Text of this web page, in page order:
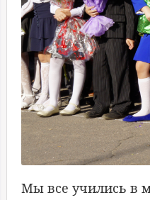
Мы все учились в